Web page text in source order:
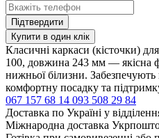
Підтвердити
Купити в один клік
Класичні каркаси (кісточки)
100, довжина 243 мм — якісна
нижньої білизни.
комфортну посадку та
067 157 68 14 093 508 29 84
Доставка по Україні у
Міжнародна доставка